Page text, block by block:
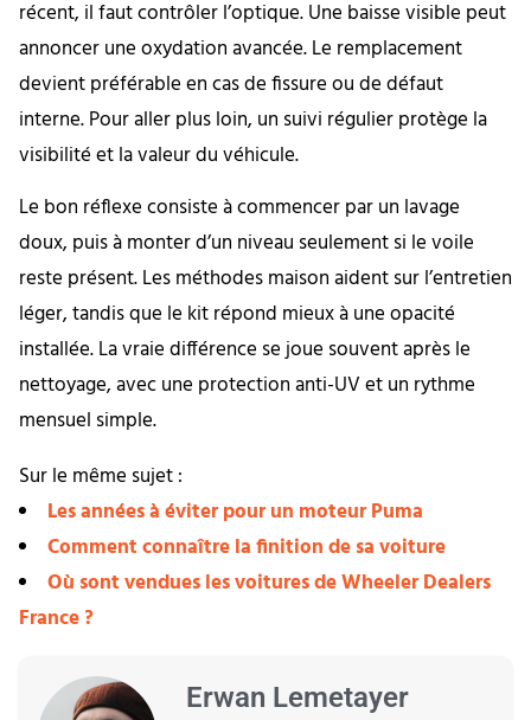
récent, il faut contrôler l’optique. Une baisse visible peut
annoncer une oxydation avancée. Le remplacement
devient préférable en cas de fissure ou de défaut
interne. Pour aller plus loin, un suivi régulier protège la
visibilité et la valeur du véhicule.
Le bon réflexe consiste à commencer par un lavage
doux, puis à monter d’un niveau seulement si le voile
reste présent. Les méthodes maison aident sur l’entretien
léger, tandis que le kit répond mieux à une opacité
installée. La vraie différence se joue souvent après le
nettoyage, avec une protection anti-UV et un rythme
mensuel simple.
Sur le même sujet :
Les années à éviter pour un moteur Puma
Comment connaître la finition de sa voiture
Où sont vendues les voitures de Wheeler Dealers
France ?
Erwan Lemetayer